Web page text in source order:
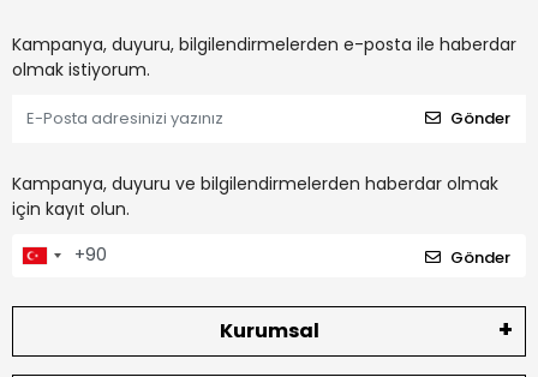
Kampanya, duyuru, bilgilendirmelerden e-posta ile haberdar
olmak istiyorum.
Gönder
Kampanya, duyuru ve bilgilendirmelerden haberdar olmak
için kayıt olun.
Gönder
Kurumsal